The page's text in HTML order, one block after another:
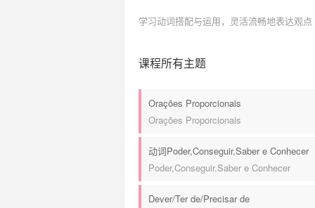
学习动词搭配与运用，灵活流畅地表达观点
课程所有主题
Orações Proporcionais
Orações Proporcionais
动词Poder,Conseguir,Saber e Conhecer
Poder,Conseguir,Saber e Conhecer
Dever/Ter de/Precisar de